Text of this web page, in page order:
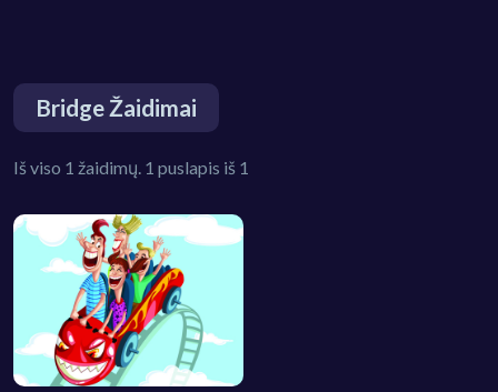
Bridge Žaidimai
Iš viso 1 žaidimų. 1 puslapis iš 1